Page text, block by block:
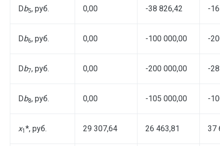
Db5, руб. 0,00 -38 826,42 -
Db6, руб. 0,00 -100 000,00 -
Db7, руб. 0,00 -200 000,00 -
Db8, руб. 0,00 -105 000,00 -
x1 *, руб. 29 307,64 26 463,81 37